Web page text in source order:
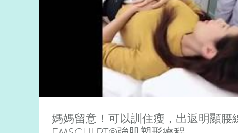
媽媽留意！可以訓住瘦，出返明顯腰